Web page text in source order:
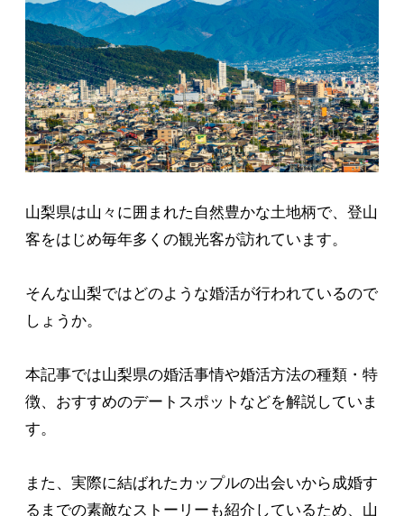
山梨県は山々に囲まれた自然豊かな土地柄で、登山
客をはじめ毎年多くの観光客が訪れています。
そんな山梨ではどのような婚活が行われているので
しょうか。
本記事では山梨県の婚活事情や婚活方法の種類・特
徴、おすすめのデートスポットなどを解説していま
す。
また、実際に結ばれたカップルの出会いから成婚す
るまでの素敵なストーリーも紹介しているため、山